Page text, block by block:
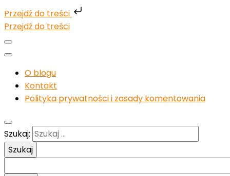
Przejdź do treści
Przejdź do treści
O blogu
Kontakt
Polityka prywatności i zasady komentowania
Szukaj: